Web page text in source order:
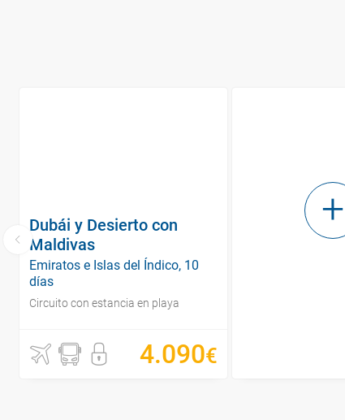
Dubái y Desierto con
Maldivas
Emiratos e Islas del Índico, 10
días
Circuito con estancia en playa
4.090€